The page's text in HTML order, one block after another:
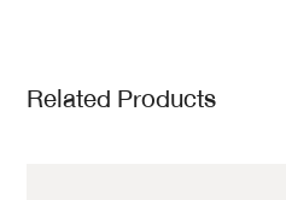
Related Products